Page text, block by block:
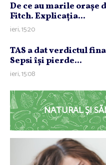
De ce au marile oraşe
Fitch. Explicaţia...
ieri, 15:20
TAS a dat verdictul
Sepsi îşi pierde...
ieri, 15:08
NATURAL ȘI